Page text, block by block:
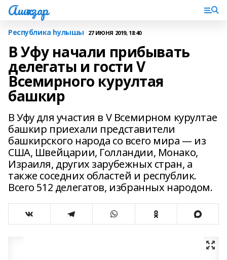
Ашҡаҙар
Республика һулышы 27 ИЮНЯ 2019, 18:40
В Уфу начали прибывать
делегаты и гости V
Всемирного курултая
башкир
В Уфу для участия в V Всемирном курултае
башкир приехали представители
башкирского народа со всего мира — из
США, Швейцарии, Голландии, Монако,
Израиля, других зарубежных стран, а
также соседних областей и республик.
Всего 512 делегатов, избранных народом.